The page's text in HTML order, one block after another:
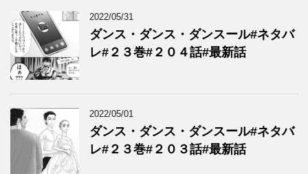
2022/05/31
ダンス・ダンス・ダンスール#ネタバ
レ#２３巻#２０４話#最新話
2022/05/01
ダンス・ダンス・ダンスール#ネタバ
レ#２３巻#２０３話#最新話